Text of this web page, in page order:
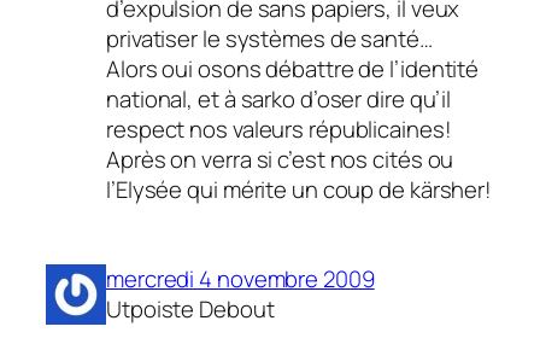
d’expulsion de sans papiers, il veux
privatiser le systèmes de santé…
Alors oui osons débattre de l’identité
national, et à sarko d’oser dire qu’il
respect nos valeurs républicaines!
Après on verra si c’est nos cités ou
l’Elysée qui mérite un coup de kärsher!
mercredi 4 novembre 2009
Utpoiste Debout